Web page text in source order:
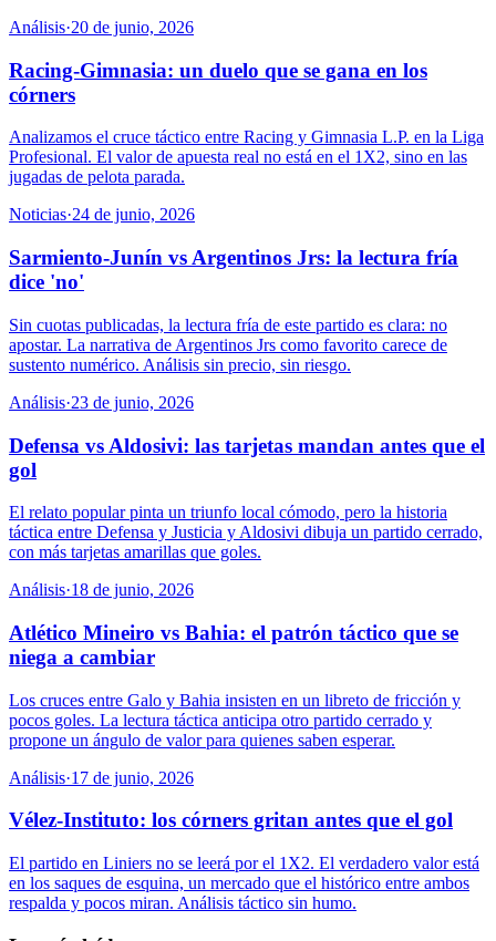
Análisis·20 de junio, 2026
Racing-Gimnasia: un duelo que se gana en los
córners
Analizamos el cruce táctico entre Racing y Gimnasia L.P. en la Liga
Profesional. El valor de apuesta real no está en el 1X2, sino en las
jugadas de pelota parada.
Noticias·24 de junio, 2026
Sarmiento-Junín vs Argentinos Jrs: la lectura fría
dice 'no'
Sin cuotas publicadas, la lectura fría de este partido es clara: no
apostar. La narrativa de Argentinos Jrs como favorito carece de
sustento numérico. Análisis sin precio, sin riesgo.
Análisis·23 de junio, 2026
Defensa vs Aldosivi: las tarjetas mandan antes que el
gol
El relato popular pinta un triunfo local cómodo, pero la historia
táctica entre Defensa y Justicia y Aldosivi dibuja un partido cerrado,
con más tarjetas amarillas que goles.
Análisis·18 de junio, 2026
Atlético Mineiro vs Bahia: el patrón táctico que se
niega a cambiar
Los cruces entre Galo y Bahia insisten en un libreto de fricción y
pocos goles. La lectura táctica anticipa otro partido cerrado y
propone un ángulo de valor para quienes saben esperar.
Análisis·17 de junio, 2026
Vélez-Instituto: los córners gritan antes que el gol
El partido en Liniers no se leerá por el 1X2. El verdadero valor está
en los saques de esquina, un mercado que el histórico entre ambos
respalda y pocos miran. Análisis táctico sin humo.